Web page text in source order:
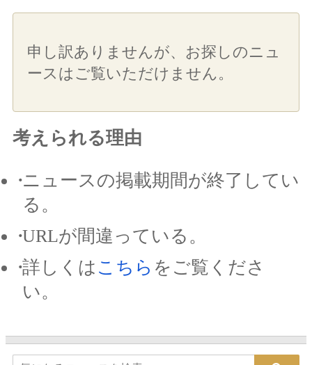
申し訳ありませんが、お探しのニュ
ースはご覧いただけません。
考えられる理由
ニュースの掲載期間が終了してい
る。
URLが間違っている。
詳しくは こちら をご覧くださ
い。